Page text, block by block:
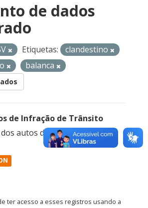
de dados
Etiquetas:
clandestino
balanca
de Infração de Trânsito
autos de infração de
ter acesso a esses registros usando a